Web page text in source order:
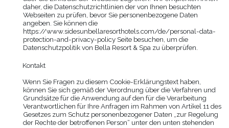
daher, die Datenschutzrichtlinien der von Ihnen besuchten
Webseiten zu prüfen, bevor Sie personenbezogene Daten
angeben. Sie können die
https://www.sidesunbellaresorthotels.com/de/personal-data-
protection-and-privacy-policySeite besuchen, um die
Datenschutzpolitik von Bella Resort & Spa zu überprüfen.
Kontakt
Wenn Sie Fragen zu diesem Cookie-Erklärungstext haben,
können Sie sich gemäß der Verordnung über die Verfahren und
Grundsätze für die Anwendung auf den für die Verarbeitung
Verantwortlichen für Ihre Anfragen im Rahmen von Artikel 11 des
Gesetzes zum Schutz personenbezogener Daten „zur Regelung
der Rechte der betroffenen Person“ unter den unten stehenden